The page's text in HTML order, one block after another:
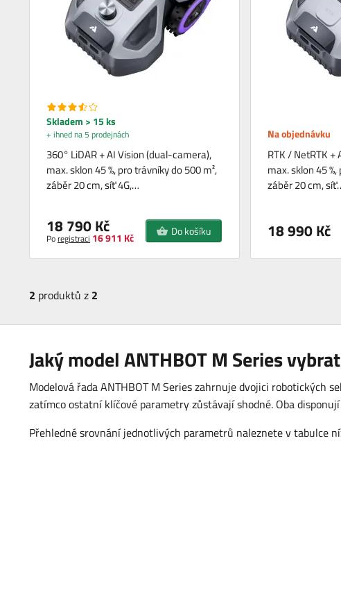
Skladem > 15 ks
+ ihned na 5 prodejnách
360° LiDAR + AI Vision (dual-camera),
max. sklon 45 %, pro trávníky do 500 m²,
záběr 20 cm, síť 4G,…
18 790 Kč
Poregistraci 16 911 Kč Do košíku
Na objednávku
RTK / NetRTK
max. sklon 45
záběr 20 cm,
18 990 Kč
2 produktů z 2
Jaký model ANTHBOT M Series
Modelová řada ANTHBOT M Series zahrnuje dvojici robotických
zatímco ostatní klíčové parametry zůstávají shodné. Oba
Přehledné srovnání jednotlivých parametrů naleznete v tabulce